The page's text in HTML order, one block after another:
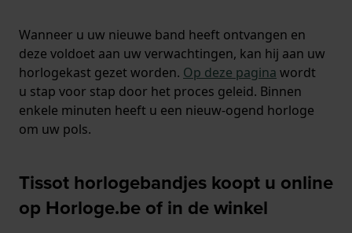
Wanneer u uw nieuwe band heeft ontvangen en
deze voldoet aan uw verwachtingen, kan hij aan uw
horlogekast gezet worden. Op deze pagina wordt
u stap voor stap door het proces geleid. Binnen
enkele minuten heeft u een nieuw-ogend horloge
om uw pols.
Tissot horlogebandjes koopt u online
op Horloge.be of in de winkel